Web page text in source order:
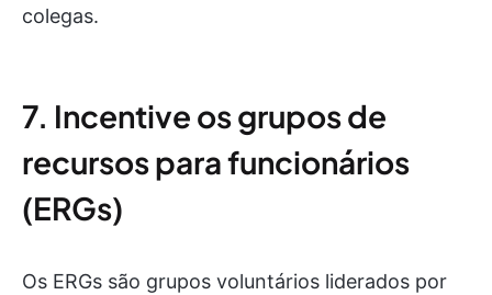
colegas.
7. Incentive os grupos de
recursos para funcionários
(ERGs)
Os ERGs são grupos voluntários liderados por